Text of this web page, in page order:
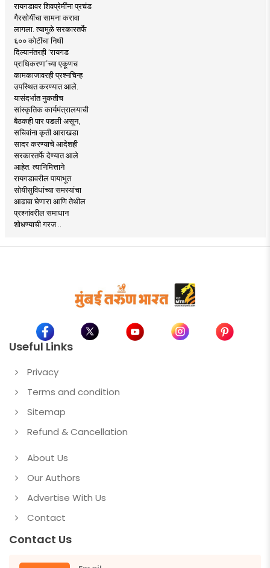
रायगडावर शिवप्रेमींना प्रचंड
गैरसोयींचा सामना करावा
लागला. त्यामुळे सरकारतर्फे
६०० कोटींचा निधी
दिल्यानंतरही ‘रायगड
प्राधिकरणा’च्या एकूणच
कामकाजावरही प्रश्नचिन्ह
उपस्थित करण्यात आले.
यासंदर्भात नुकतीच
सांस्कृतिक कार्यमंत्रालयाची
बैठकही पार पडली असून,
सचिवांना कृती आराखडा
सादर करण्याचे आदेशही
सरकारतर्फे देण्यात आले
आहेत. त्यानिमित्ताने
रायगडावरील पायाभूत
सोयीसुविधांच्या समस्यांचा
आढावा घेणारा आणि तेथील
प्रश्नांवरील समाधान
शोधण्याची गरज ..
Useful Links
Privacy
Terms and condition
Sitemap
Refund & Cancellation
About Us
Our Authors
Advertise With Us
Contact
Contact Us